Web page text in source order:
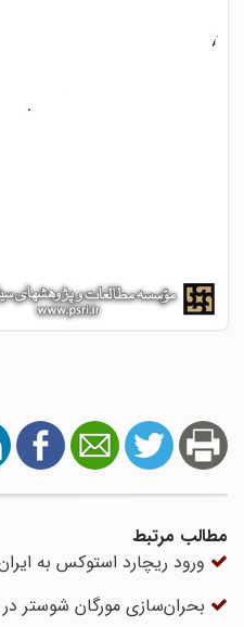
مطالب مرتبط
ورود ریچارد استوکس به ایران
بحران‌سازی مورگان شوستر در